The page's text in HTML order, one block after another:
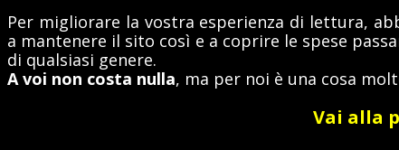
Per migliorare la vostra esperienza di lettura,
a mantenere il sito così e a coprire le spese
di qualsiasi genere.
A voi non costa nulla, ma per noi è una cosa
Vai alla